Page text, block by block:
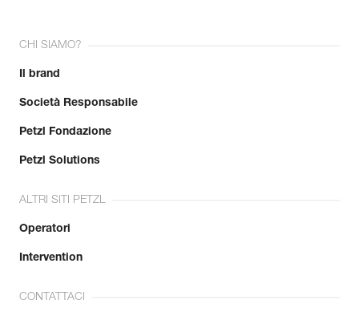
CHI SIAMO?
Il brand
Società Responsabile
Petzl Fondazione
Petzl Solutions
ALTRI SITI PETZL
Operatori
Intervention
CONTATTACI